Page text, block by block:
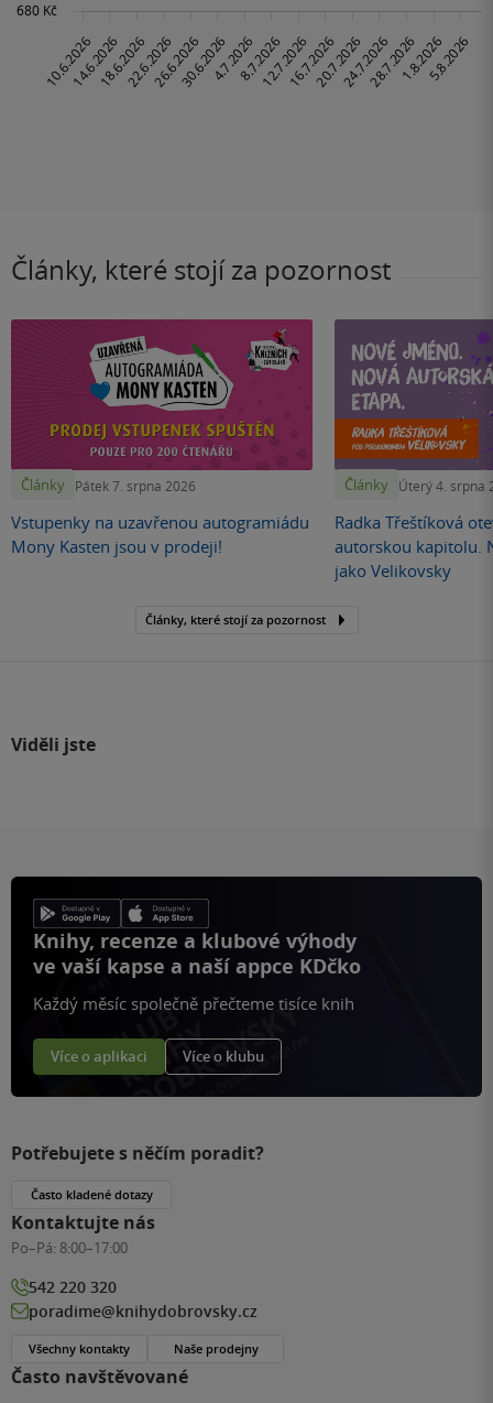
Články, které stojí za pozornost
Články Pátek 7. srpna 2026
Vstupenky na uzavřenou autogramiádu
Mony Kasten jsou v prodeji!
Články Úterý 4. srpna
Radka Třeštíková
autorskou kapitolu.
jako Velikovsky
Články, které stojí za pozornost
Viděli jste
Knihy, recenze a klubové výhody
ve vaší kapse a naší appce KDčko
Každý měsíc společně přečteme tisíce knih
Více o aplikaci Více o klubu
Často navštěvované
Potřebujete s něčím poradit?
Často kladené dotazy
Kontaktujte nás
Po–Pá: 8:00–17:00
542 220 320
poradime@knihydobrovsky.cz
Všechny kontakty Naše prodejny